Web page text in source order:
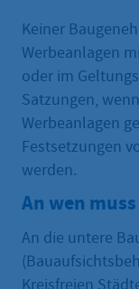
Keiner
Werbeanlagen
oder im
Satzungen,
Werbeanlagen
Festsetzungen
werden.
An wen
An die untere